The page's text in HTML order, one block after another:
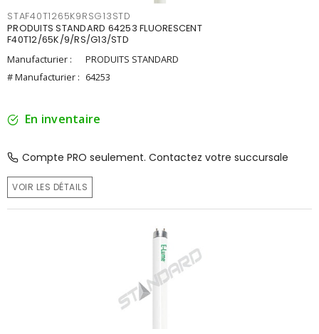
STAF40T1265K9RSG13STD
PRODUITS STANDARD 64253 FLUORESCENT
F40T12/65K/9/RS/G13/STD
Manufacturier :
PRODUITS STANDARD
# Manufacturier : 64253
En inventaire
Compte PRO seulement. Contactez votre succursale
VOIR LES DÉTAILS